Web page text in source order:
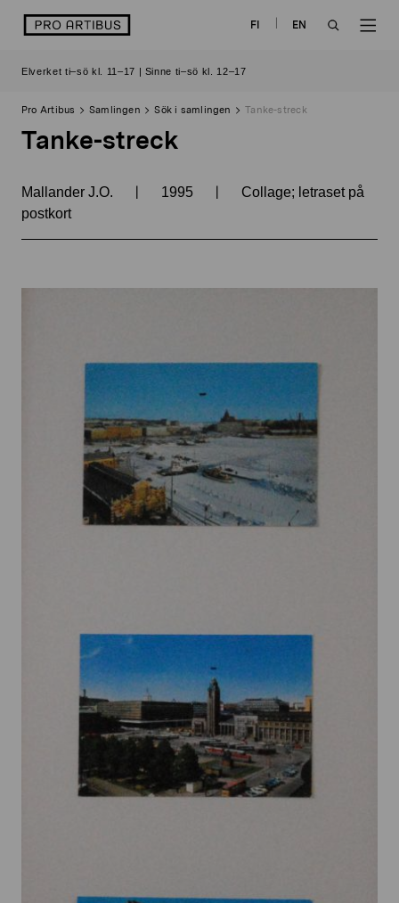
logo FI
EN
Elverket ti–sö kl. 11–17 | Sinne ti–sö kl. 12–17
Pro Artibus Samlingen Sök i samlingen Tanke-streck
Tanke-streck
Mallander J.O. | 1995 |
Collage; letraset på
postkort